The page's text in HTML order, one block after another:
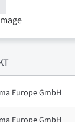
Europe GmbH